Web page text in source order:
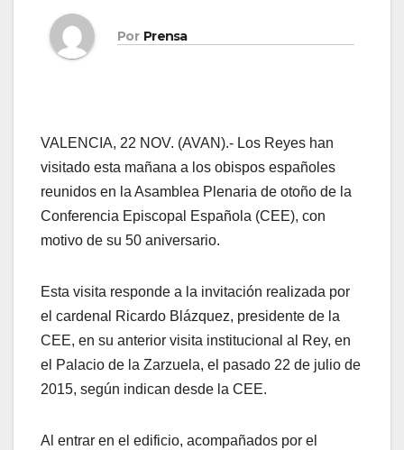
Por Prensa
VALENCIA, 22 NOV. (AVAN).- Los Reyes han
visitado esta mañana a los obispos españoles
reunidos en la Asamblea Plenaria de otoño de la
Conferencia Episcopal Española (CEE), con
motivo de su 50 aniversario.
Esta visita responde a la invitación realizada por
el cardenal Ricardo Blázquez, presidente de la
CEE, en su anterior visita institucional al Rey, en
el Palacio de la Zarzuela, el pasado 22 de julio de
2015, según indican desde la CEE.
Al entrar en el edificio, acompañados por el